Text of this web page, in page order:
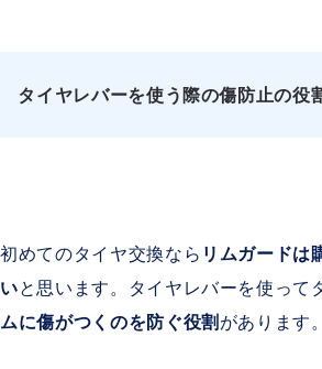
タイヤレバーを使う際の傷防止の役
初めてのタイヤ交換なら リムガードは
い と思います。タイヤレバーを使って
ムに傷がつくのを防ぐ役割 があります。